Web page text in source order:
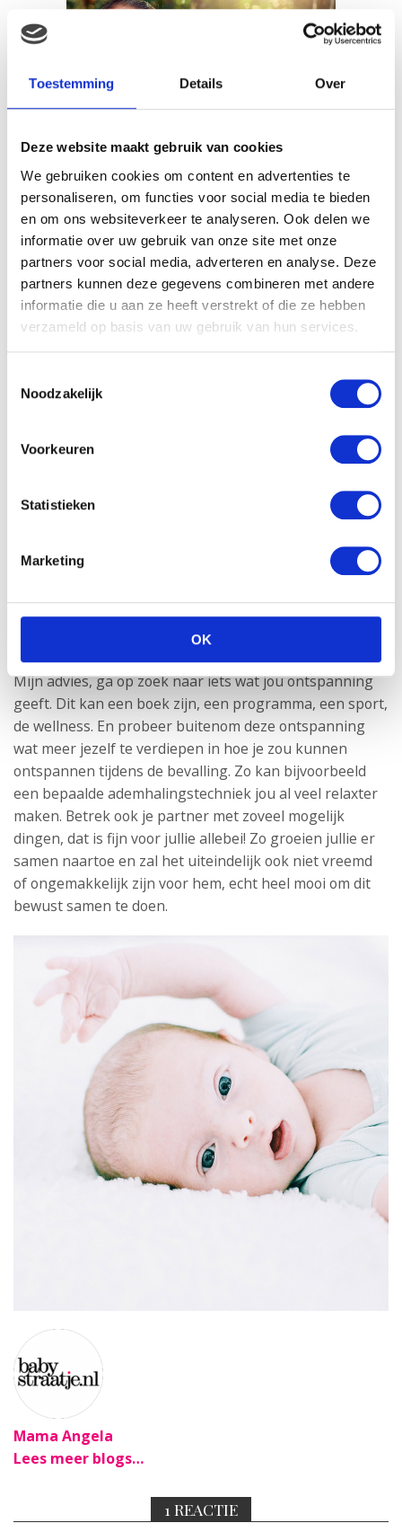
Toestemming Details Over
Deze website maakt gebruik van cookies
We gebruiken cookies om content en advertenties te
personaliseren, om functies voor social media te bieden
en om ons websiteverkeer te analyseren. Ook delen we
informatie over uw gebruik van onze site met onze
partners voor social media, adverteren en analyse. Deze
partners kunnen deze gegevens combineren met andere
informatie die u aan ze heeft verstrekt of die ze hebben
verzameld op basis van uw gebruik van hun services.
Noodzakelijk
Voorkeuren
Statistieken
Marketing
OK
Ontspan
Ik kan het niet vaak genoeg zeggen, voorbereiding (en
dus een positieve mindset) is al de helft van je bevalling!
Mijn advies, ga op zoek naar iets wat jou ontspanning
geeft. Dit kan een boek zijn, een programma, een sport,
de wellness. En probeer buitenom deze ontspanning
wat meer jezelf te verdiepen in hoe je zou kunnen
ontspannen tijdens de bevalling. Zo kan bijvoorbeeld
een bepaalde ademhalingstechniek jou al veel relaxter
maken. Betrek ook je partner met zoveel mogelijk
dingen, dat is fijn voor jullie allebei! Zo groeien jullie er
samen naartoe en zal het uiteindelijk ook niet vreemd
of ongemakkelijk zijn voor hem, echt heel mooi om dit
bewust samen te doen.
Mama Angela
Lees meer blogs…
1 REACTIE